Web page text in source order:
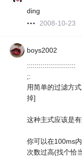
ding
2008-10-23
boys2002
:::::::::::::::::::::::::
;:
用简单的过滤方
掉]
这种主式应该是
你可以在100ms
次数过高(找个恰